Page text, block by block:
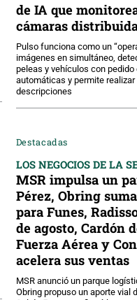
de IA que
cámaras
Pulso funciona como un
imágenes en simultáneo,
peleas y vehículos con
automáticas y permite
descripciones
Destacadas
LOS NEGOCIOS DE LA
MSR impulsa un
Pérez, Obring
para Funes,
de agosto, Cardón
Fuerza Aérea y
acelera sus ventas
MSR anunció un parque
Obring propuso un aporte vial